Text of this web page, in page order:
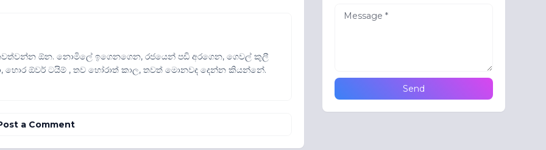
ඕන. නොමිලේ ඉගෙනගෙන, රජයෙන් පඩි අරගෙන, ගෙවල් කුලී
හොර ඕවර් ටයිම් , තව හෝරාත් කාල, තවත් මොනවද දෙන්න කියන්නේ.
a Comment